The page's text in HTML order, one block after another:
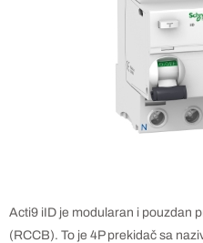
Acti9 iID je modularan i pouzdan
(RCCB). To je 4P prekidač sa